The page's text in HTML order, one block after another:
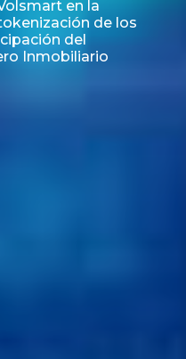
en la
de los
del
Inmobiliario